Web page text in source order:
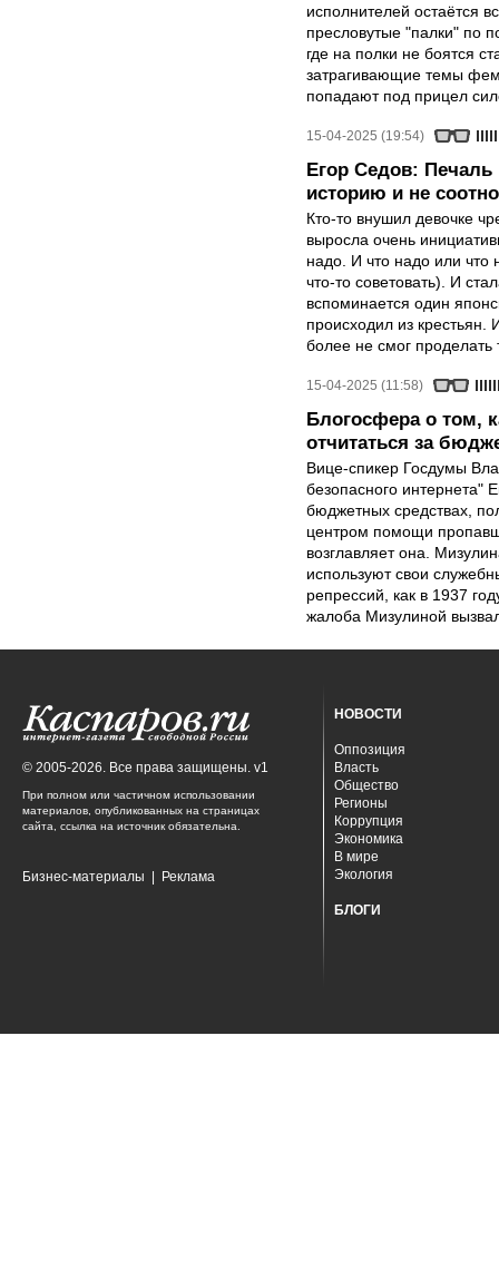
исполнителей остаётся
пресловутые "палки" по
где на полки не боятся
затрагивающие темы
попадают под прицел
15-04-2025 (19:54)
Егор Седов:
историю и не
Кто-то внушил девочке
выросла очень
надо. И что надо или что
что-то советовать). И
вспоминается один
происходил из крестьян.
более не смог проделать
15-04-2025 (11:58)
Блогосфера о том,
отчитаться за
Вице-спикер Госдумы
безопасного интернета"
бюджетных средствах,
центром помощи
возглавляет она.
используют свои
репрессий, как в 1937
жалоба Мизулиной
© 2005-2026. Все права защищены. v1
При полном или частичном использовании
материалов, опубликованных на страницах
сайта, ссылка на источник обязательна.
Бизнес-материалы Реклама
НОВОСТИ
Оппозиция
Власть
Общество
Регионы
Коррупция
Экономика
В мире
Экология
БЛОГИ